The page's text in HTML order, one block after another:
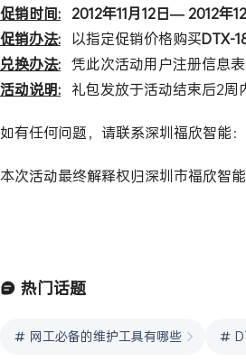
促销时间: 2012年11月12日— 2012年12
促销办法: 以指定促销价格购买DTX-
兑换办法: 凭此次活动用户注册信息
活动说明: 礼包发放于活动结束后2周
如有任何问题，请联系深圳福欣智能
本次活动最终解释权归深圳市福欣智
热门话题
网工必备的维护工具有哪些